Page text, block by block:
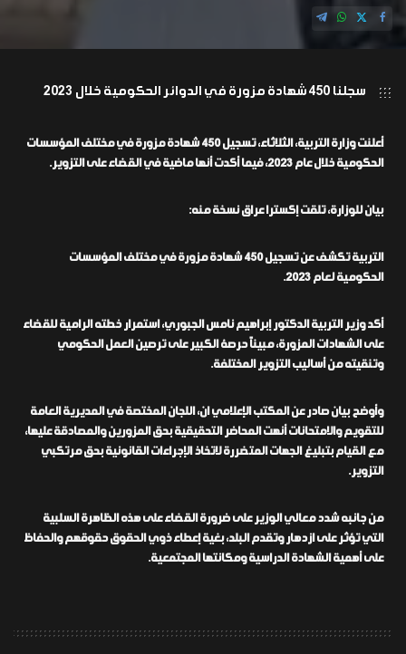
سجلنا 450 شهادة مزورة في الدوائر الحكومية خلال 2023
أعلنت وزارة التربية، الثلاثاء، تسجيل 450 شهادة مزورة في مختلف المؤسسات
الحكومية خلال عام 2023، فيما أكدت أنها ماضية في القضاء على التزوير.
بيان للوزارة، تلقت إكسترا عراق نسخة منه:
التربية تكشف عن تسجيل 450 شهادة مزورة في مختلف المؤسسات
الحكومية لعام 2023.
أكد وزير التربية الدكتور إبراهيم نامس الجبوري، استمرار خطته الرامية للقضاء
على الشهادات المزورة، مبيناً حرصهُ الكبير على ترصين العمل الحكومي
وتنقيته من أساليب التزوير المختلفة.
وأوضح بيان صادر عن المكتب الإعلامي ان، اللجان المختصة في المديرية العامة
للتقويم والامتحانات أنهت المحاضر التحقيقية بحق المزورين والمصادقة عليها،
مع القيام بتبليغ الجهات المتضررة لاتخاذ الإجراءات القانونية بحق مرتكبي
التزوير.
من جانبه شدد معالي الوزير على ضرورة القضاء على هذه الظاهرة السلبية
التي تؤثر على ازدهار وتقدم البلد، بغية إعطاء ذوي الحقوق حقوقهم والحفاظ
على أهمية الشهادة الدراسية ومكانتها المجتمعية.